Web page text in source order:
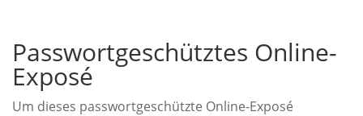
Passwortgeschütztes Online-
Exposé
Um dieses passwortgeschützte Online-Exposé